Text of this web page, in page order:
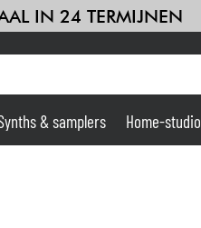
IN 24 TERMIJNEN
& samplers Home-studio